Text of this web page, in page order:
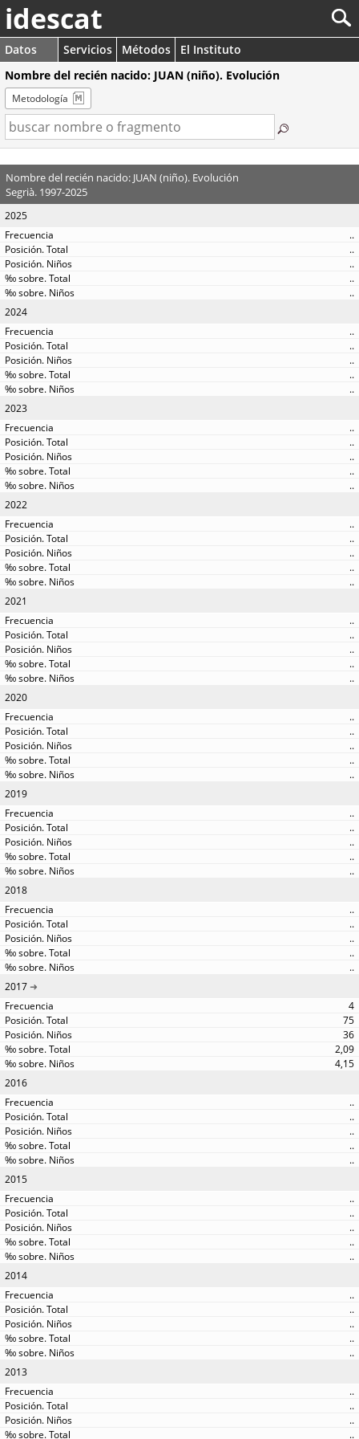
idescat
Datos Servicios Métodos
El Instituto
Nombre del recién nacido: JUAN (niño). Evolución
Metodología
Nombre del recién nacido: JUAN (niño). Evolución
Segrià. 1997-2025
2025
..
..
..
..
..
2024
..
..
..
..
..
2023
..
..
..
..
..
2022
..
..
..
..
..
2021
..
..
..
..
..
2020
..
..
..
..
..
2019
..
..
..
..
..
2018
..
..
..
..
..
2017
4
75
36
2,09
4,15
2016
..
..
..
..
..
2015
..
..
..
..
..
2014
..
..
..
..
..
2013
..
..
..
..